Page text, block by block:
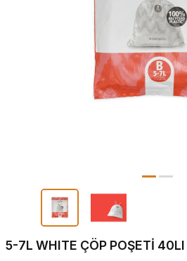
5-7L WHITE ÇÖP POŞETİ 40LI